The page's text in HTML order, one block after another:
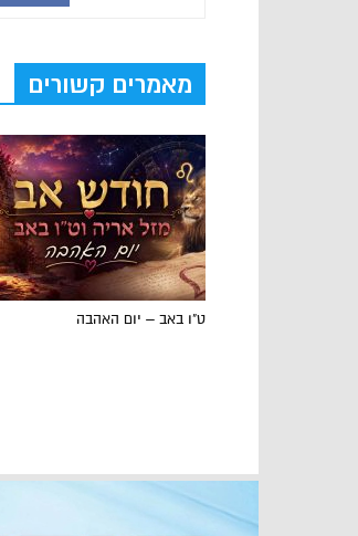
מאמרים קשורים
ט"ו באב – יום האהבה